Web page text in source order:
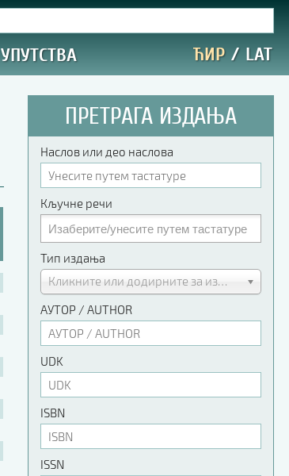
УПУТСТВА ЋИР / LAT
ПРЕТРАГА ИЗДАЊА
Наслов или део наслова
Кључне речи
Тип издања
Кликните или додирните за избор
АУТОР / AUTHOR
UDK
ISBN
ISSN